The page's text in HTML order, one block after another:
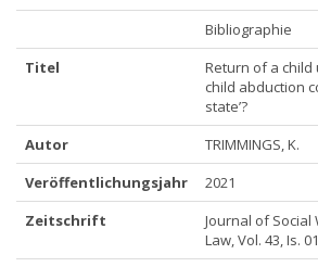
Bibliographie
Titel
Return of a child
child abduction
state’?
Autor
TRIMMINGS, K.
Veröffentlichungsjahr
2021
Zeitschrift
Journal of
Law, Vol. 43, Is. 01